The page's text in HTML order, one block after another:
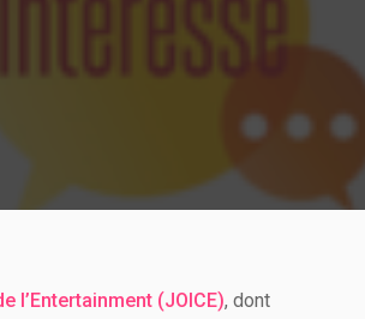
l’Entertainment (JOICE), dont